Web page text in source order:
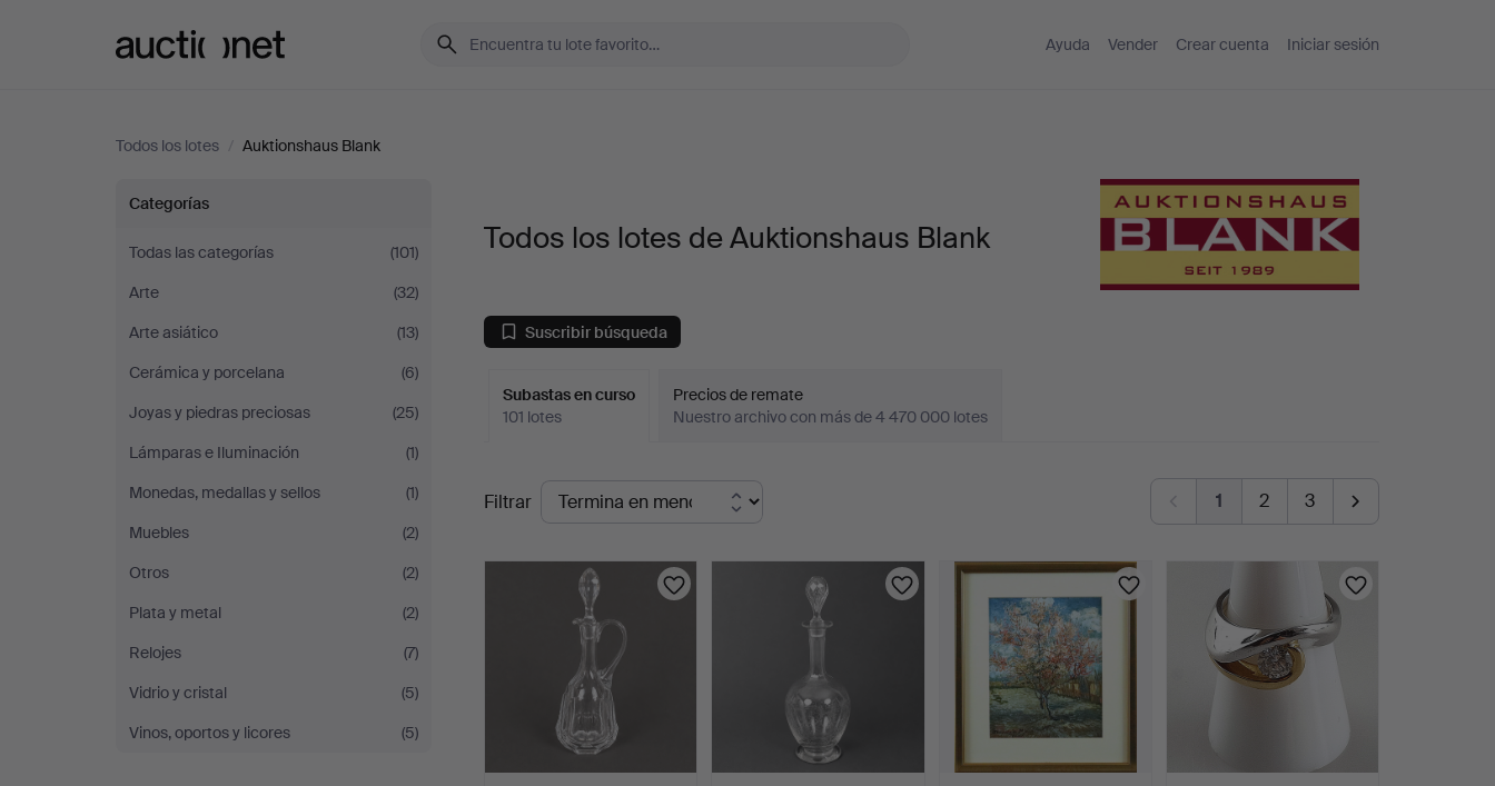
Ayuda Vender Crear cuenta Iniciar sesión
Todos los lotes / Auktionshaus Blank
Todos
los
lotes
de
Auktionshaus
Blank
Categorías
Todas las categorías
(101)
Arte
(32)
Arte asiático
(13)
Cerámica y porcelana
(6)
Joyas y piedras preciosas
(25)
Lámparas e Iluminación
(1)
Monedas, medallas y sellos
(1)
Muebles
(2)
Otros
(2)
Plata y metal
(2)
Relojes
(7)
Vidrio y cristal
(5)
Vinos, oportos y licores
(5)
Todos los lotes de Auktionshaus Blank
Suscribir búsqueda
Subastas en curso
101 lotes
Precios de remate
Nuestro archivo con más de 4 470 000 lotes
Subastas
en
curso
Filtrar 1 2 3